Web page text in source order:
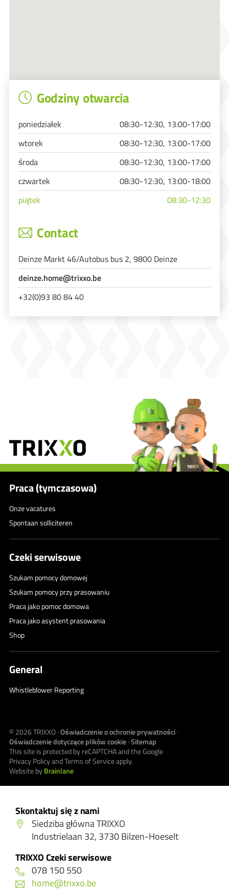
Godziny otwarcia
poniedziałek
08:30-12:30, 13:00-17:00
wtorek
08:30-12:30, 13:00-17:00
środa
08:30-12:30, 13:00-17:00
czwartek
08:30-12:30, 13:00-18:00
piątek
08:30-12:30
Contact
Deinze Markt 46/Autobus bus 2, 9800 Deinze
deinze.home@trixxo.be
+32(0)93 80 84 40
Skontaktuj się z nami
Siedziba główna TRIXXO
Industrielaan 32, 3730 Bilzen-Hoeselt
TRIXXO Czeki serwisowe
078 150 550
home@trixxo.be
Praca (tymczasowa)
Onze vacatures
Spontaan solliciteren
Czeki serwisowe
Szukam pomocy domowej
Szukam pomocy przy prasowaniu
Praca jako pomoc domowa
Praca jako asystent prasowania
Shop
General
Whistleblower Reporting
© 2026TRIXXO·Oświadczenie o ochronie prywatności·
Oświadczenie dotyczące plików cookie·Sitemap
This site is protected by reCAPTCHA and the Google
Privacy PolicyandTerms of Serviceapply.
Website byBrainlane